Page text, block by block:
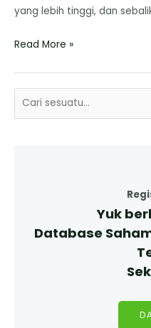
yang lebih tinggi, dan
Read More »
Yuk
Database